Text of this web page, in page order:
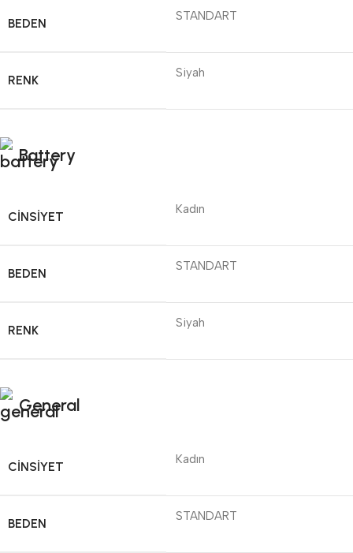
BEDEN STANDART
RENK Siyah
Battery
CINSIYET Kadın
BEDEN STANDART
RENK Siyah
General
CINSIYET Kadın
BEDEN STANDART